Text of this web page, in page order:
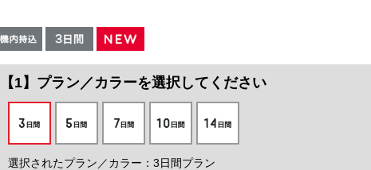
プラン／カラーを選択してください
選択されたプラン／カラー：3日間プラン